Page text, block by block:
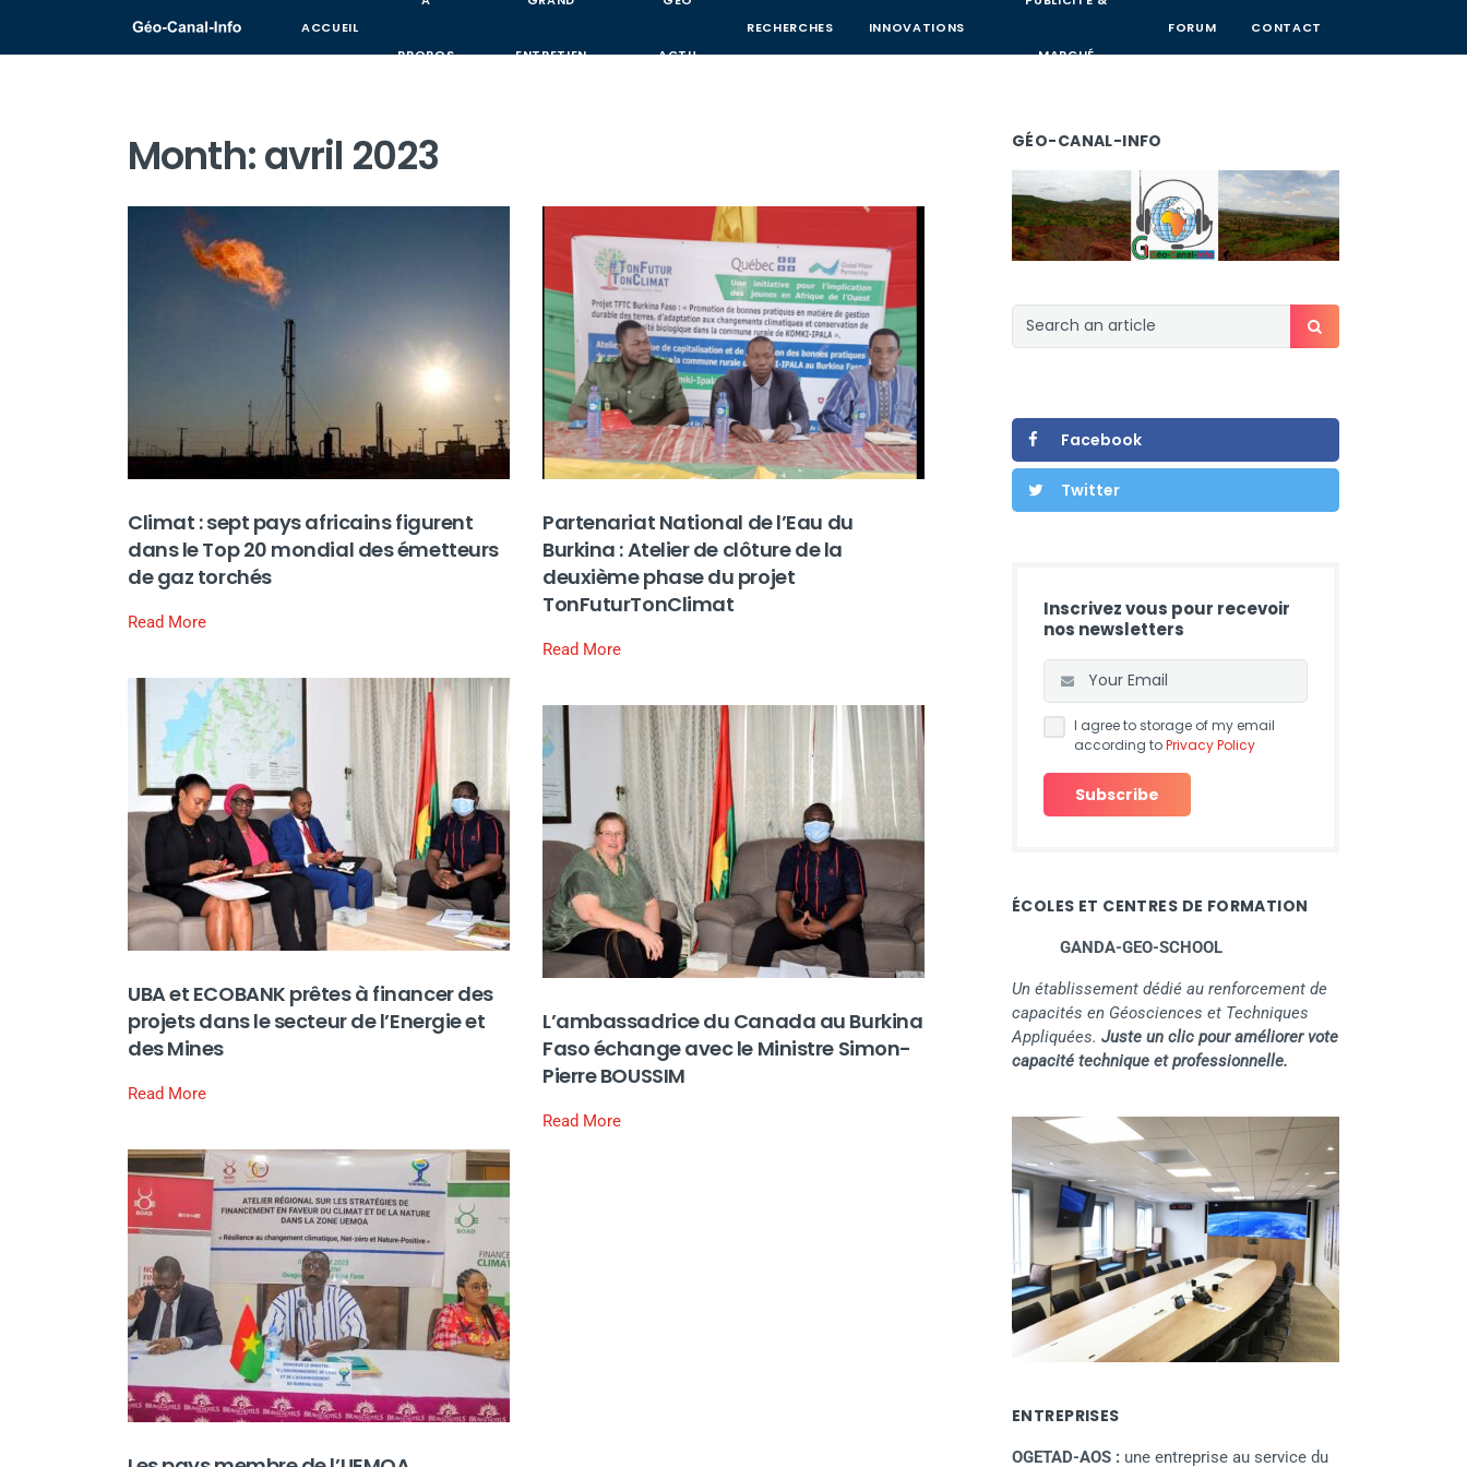
ACCUEIL
PROPOS ENTRETIEN ACTU
RECHERCHES INNOVATIONS
MARCHÉ
FORUM CONTACT
Month:avril 2023
Climat : sept pays africains figurent
dans le Top 20 mondial des émetteurs
de gaz torchés
Read More
Partenariat National de l’Eau du
Burkina : Atelier de clôture de la
deuxième phase du projet
TonFuturTonClimat
Read More
UBA et ECOBANK prêtes à financer des
projets dans le secteur de l’Energie et
des Mines
Read More
L’ambassadrice du Canada au Burkina
Faso échange avec le Ministre Simon-
Pierre BOUSSIM
Read More
GÉO-CANAL-INFO
Facebook
Twitter
Inscrivez vous pour recevoir
nos newsletters
I agree to storage of my email
according toPrivacy Policy
ÉCOLES ET CENTRES DE FORMATION
GANDA-GEO-SCHOOL
Un établissement dédié au renforcement de
capacités en Géosciences et Techniques
Appliquées. Juste un clic pour améliorer vote
capacité technique et professionnelle.
ENTREPRISES
OGETAD-AOS : une entreprise au service du